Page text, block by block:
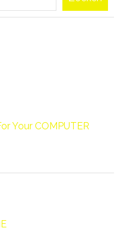
Your COMPUTER